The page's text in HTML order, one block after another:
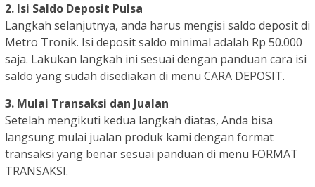
2. Isi Saldo Deposit Pulsa
Langkah selanjutnya, anda harus mengisi saldo deposit di
Metro Tronik. Isi deposit saldo minimal adalah Rp 50.000
saja. Lakukan langkah ini sesuai dengan panduan cara isi
saldo yang sudah disediakan di menu CARA DEPOSIT.
3. Mulai Transaksi dan Jualan
Setelah mengikuti kedua langkah diatas, Anda bisa
langsung mulai jualan produk kami dengan format
transaksi yang benar sesuai panduan di menu FORMAT
TRANSAKSI.